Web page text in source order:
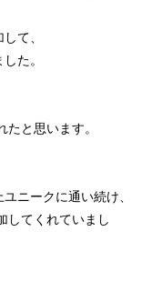
て、
た。
と思います。
ニークに通い続け、
してくれていまし